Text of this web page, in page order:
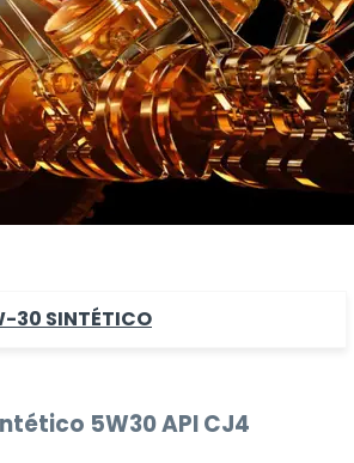
30 SINTÉTICO
5W30API CJ4